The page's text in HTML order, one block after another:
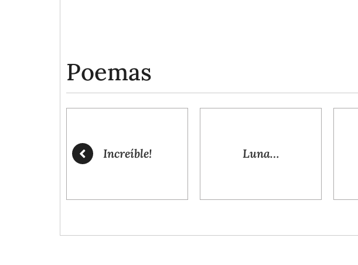
Poemas
Increíble! Luna…